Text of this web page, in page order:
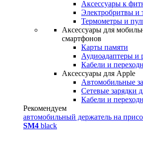
Аксессуары к
Электробритвы и
Термометры и
Аксессуары для
смартфонов
Карты памяти
Аудиоадаптеры и
Кабели и
Аксессуары для Apple
Автомобильные
Сетевые зарядки
Кабели и
Рекомендуем
автомобильный держатель на
SM4 black